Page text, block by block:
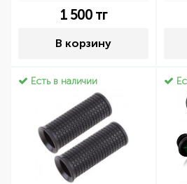
1 500тг
В корзину
Есть в наличии